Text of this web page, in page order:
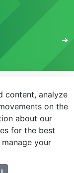
E-learning
content, analyze
on the
about our
for the best
your